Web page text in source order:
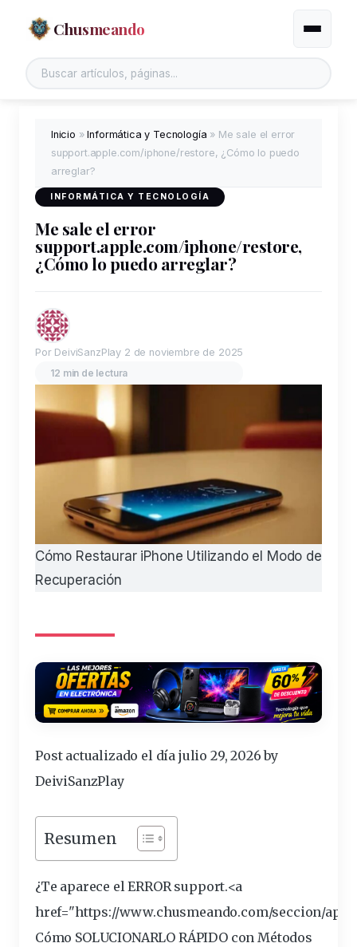
Chusmeando Alternar
Inicio »Informática y Tecnología » Me sale el error
support.apple.com/iphone/restore, ¿Cómo lo puedo
arreglar?
INFORMÁTICA Y TECNOLOGÍA
Me sale el error
support.apple.com/iphone/restore,
¿Cómo lo puedo arreglar?
Por DeiviSanzPlay 2 de noviembre de 2025
12 min de lectura
Cómo Restaurar iPhone Utilizando el Modo de
Recuperación
Post actualizado el día julio 29, 2026 by
DeiviSanzPlay
Resumen
¿Te aparece el ERRORsupport.<a
href="https://www.chusmeando.com/seccion/
Cómo SOLUCIONARLO RÁPIDO con Métodos